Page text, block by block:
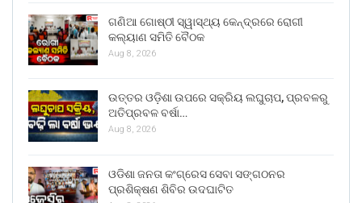
ଗଣିଆ ଗୋଷ୍ଠୀ ସ୍ୱାସ୍ଥ୍ୟ କେନ୍ଦ୍ରରେ ରୋଗୀ
କଲ୍ୟାଣ ସମିତି ବୈଠକ
Aug 8, 2026
ଉତ୍ତର ଓଡ଼ିଶା ଉପରେ ସକ୍ରିୟ ଲଘୁଚାପ, ପ୍ରବଳରୁ
ଅତିପ୍ରବଳ ବର୍ଷା…
Aug 8, 2026
ଓଡିଶା ଜନତା କଂଗ୍ରେସ ସେବା ସଙ୍ଗଠନର
ପ୍ରଶିକ୍ଷଣ ଶିବିର ଉଦଘାଟିତ